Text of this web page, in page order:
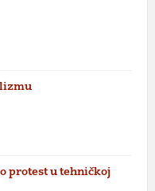
protest u tehničkoj